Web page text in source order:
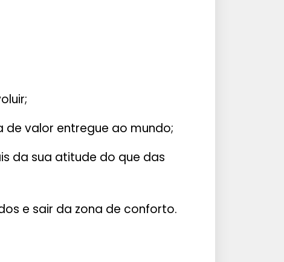
de valor entregue ao mundo;
da sua atitude do que das
e sair da zona de conforto.